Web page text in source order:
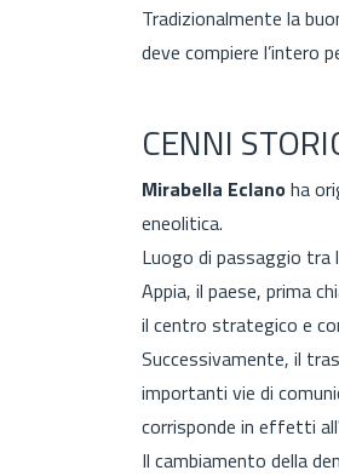
Tradizionalmente la
deve compiere l’intero
CENNI
Mirabella Eclanoha
eneolitica.
Luogo di passaggio tra
Appia, il paese, prima
il centro strategico e
Successivamente, il
importanti vie di
corrisponde in effetti
Il cambiamento della